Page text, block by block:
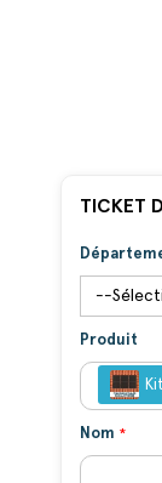
TICKET
Produit
Nom